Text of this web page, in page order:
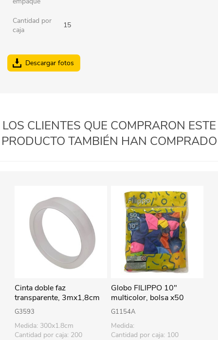
Cantidad por
caja
15
Descargar fotos
LOS CLIENTES QUE COMPRARON ESTE
PRODUCTO TAMBIÉN HAN COMPRADO
Cinta doble faz
transparente, 3mx1,8cm
G3593
Medida: 300x1.8cm
Cantidad por caja: 200
Globo FILIPPO 10"
multicolor, bolsa x50
G1154A
Medida:
Cantidad por caja: 100